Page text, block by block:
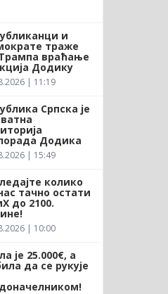
и
траже
враћање
Додику
| 11:19
Српска је
Додика
| 15:49
колико
тачно остати
до 2100.
| 10:00
је 25.000€, а
да се рукује